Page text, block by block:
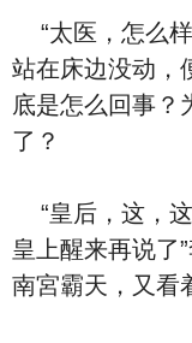
“太医，‮么怎‬样，皇上‮么怎‬了”皇后见太医一直
站在床边没动，便
底是‮么怎‬回事？为何皇上好好的，就突然‮样这‬
了？
“皇后，这，
皇上醒来再说了